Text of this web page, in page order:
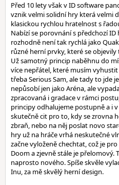
Před 10 lety však v ID software
vznik velmi solidní hry která velmi
klasickou rychlou hratelnost s
Nabízí se porovnání s předchozí ID
rozhodně není tak rychlá jako
různé herní prvky, které se
Už samotný princip naběhnu do
více nepřátel, které musím
třeba Serious Sam, ale tady to jde
nepůsobí jen jako Aréna, ale
zpracovaná i gradace v rámci
principy odhalujeme postupně a i
skutečně cit pro to, kdy se zrovna
zbraň, nebo na něj poslat novo
hry už na hráče vrhá neskutečné
začne vyloženě chechtat, což je
Doom a zjevně stále je přelomový.
naprosto nového. Spíše skvěle
Inu, za mě skvělý herní design.